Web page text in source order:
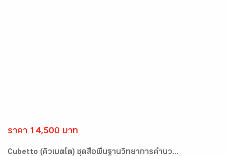
ราคา 14,500 บาท
Cubetto (คิวเบตโต) ชุดสื่อพื้นฐานวิทยาการคำนว...